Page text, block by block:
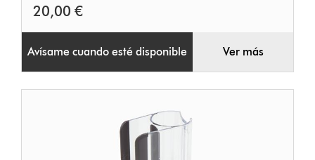
20,00 €
Avísame cuando esté disponible Ver más